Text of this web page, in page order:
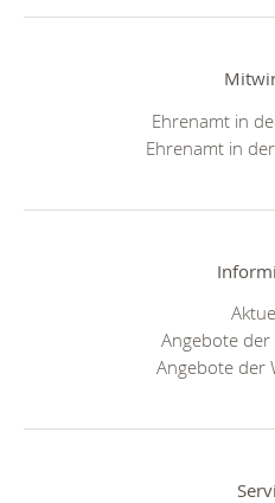
Ehrenamt in
Ehrenamt in
Angebote
Angebote der